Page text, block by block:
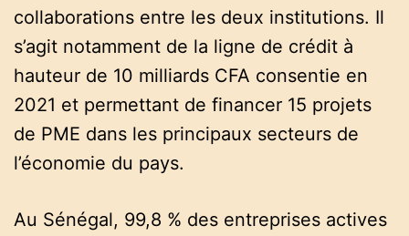
collaborations entre les deux institutions. Il
s’agit notamment de la ligne de crédit à
hauteur de 10 milliards CFA consentie en
2021 et permettant de financer 15 projets
de PME dans les principaux secteurs de
l’économie du pays.
Au Sénégal, 99,8 % des entreprises actives